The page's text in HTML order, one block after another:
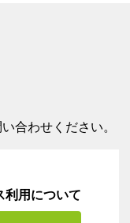
合わせください。
利用について